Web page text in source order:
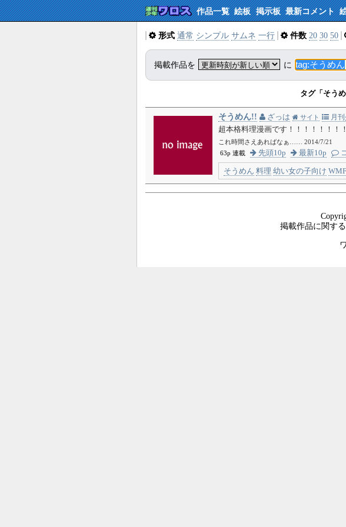
作品一覧 絵板 掲示板 最新コメント
形式 通常 シンプル サムネ 一行 件数 20 30 50
掲載作品を に
タグ「そうめ
そうめん!! ざっは サイト 月
超本格料理漫画です！！！！！！
これ時間さえあればなぁ…… 2014/7/21
63p 連載
先頭10p 最新10p
そうめん 料理 幼い女の子向け
掲載作品に関す